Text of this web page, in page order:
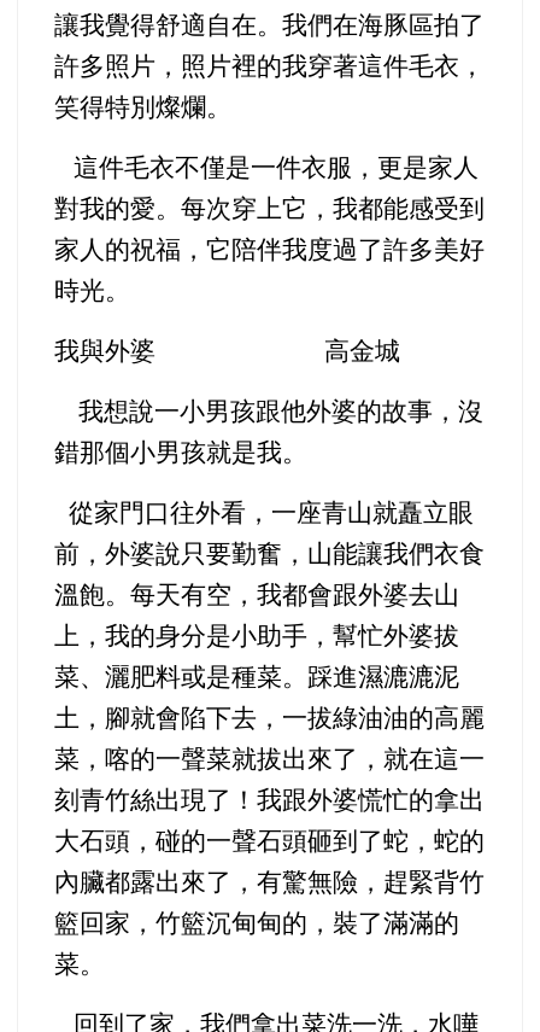
讓我覺得舒適自在。我們在海豚區拍了
許多照片，照片裡的我穿著這件毛衣，
笑得特別燦爛。
這件毛衣不僅是一件衣服，更是家人
對我的愛。每次穿上它，我都能感受到
家人的祝福，它陪伴我度過了許多美好
時光。
我與外婆 高金城
我想說一小男孩跟他外婆的故事，沒
錯那個小男孩就是我。
從家門口往外看，一座青山就矗立眼
前，外婆說只要勤奮，山能讓我們衣食
溫飽。每天有空，我都會跟外婆去山
上，我的身分是小助手，幫忙外婆拔
菜、灑肥料或是種菜。踩進濕漉漉泥
土，腳就會陷下去，一拔綠油油的高麗
菜，喀的一聲菜就拔出來了，就在這一
刻青竹絲出現了！我跟外婆慌忙的拿出
大石頭，碰的一聲石頭砸到了蛇，蛇的
內臟都露出來了，有驚無險，趕緊背竹
籃回家，竹籃沉甸甸的，裝了滿滿的
菜。
回到了家，我們拿出菜洗一洗，水嘩